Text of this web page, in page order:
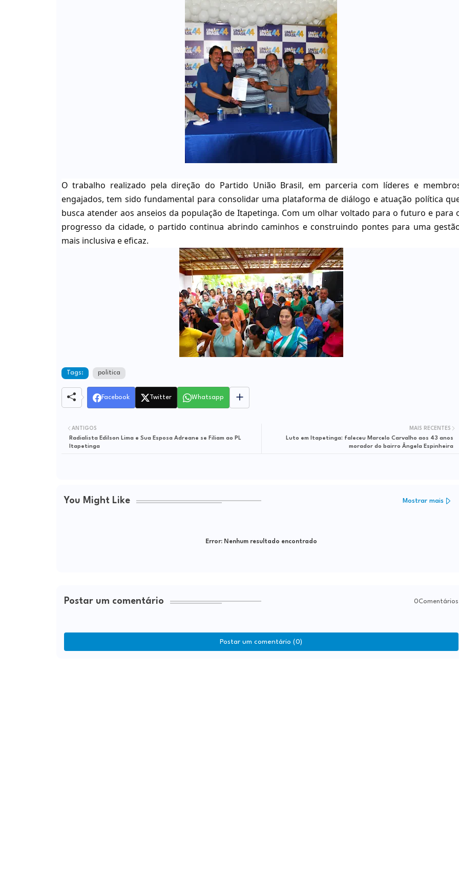
O trabalho realizado pela direção do Partido União Brasil, em parceria com líderes e
engajados, tem sido fundamental para consolidar uma plataforma de diálogo e atuação política
busca atender aos anseios da população de Itapetinga. Com um olhar voltado para o futuro e para
progresso da cidade, o partido continua abrindo caminhos e construindo pontes para uma
mais inclusiva e eficaz.
Tags: politica
Facebook Twitter Whatsapp
MAIS RECENTES
Luto em Itapetinga: faleceu Marcelo Carvalho aos 43 anos
morador do bairro Ângela Espinheira
ANTIGOS
Radialista Edilson Lima e Sua Esposa Adreane se Filiam ao PL
Itapetinga
You Might Like Mostrar mais
Error:Nenhum resultado encontrado
Postar um comentário 0Comentários
Postar um comentário (0)